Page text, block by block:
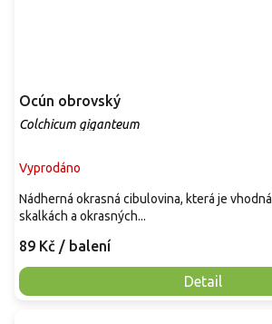
Ocún obrovský
Colchicum giganteum
Vyprodáno
89 Kč / balení
Detail
Nádherná okrasná cibulovina, která je
skalkách a okrasných...